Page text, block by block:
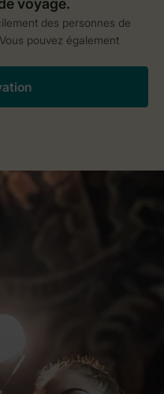
des personnes de
pouvez également